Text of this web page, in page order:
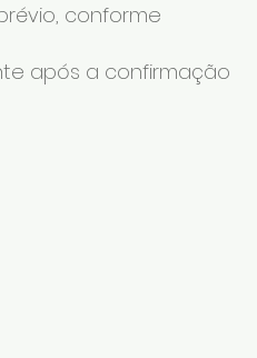
conforme
após a confirmação